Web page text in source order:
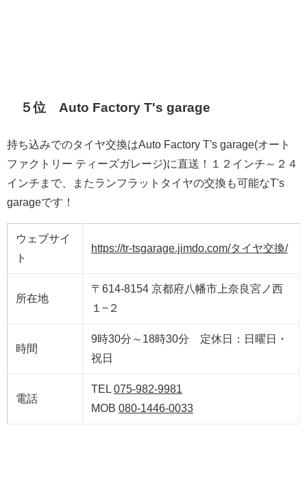
５位 Auto Factory T's garage
持ち込みでのタイヤ交換はAuto Factory T's garage(オート
ファクトリー ティーズガレージ)に直送！１２インチ～２４
インチまで、またランフラットタイヤの交換も可能なT's
garageです！
ウェブサイ
ト
https://tr-tsgarage.jimdo.com/タイヤ交換/
所在地
〒614-8154 京都府八幡市上奈良宮ノ西
１−２
時間
9時30分～18時30分 定休日：日曜日・
祝日
電話
TEL 075-982-9981
MOB 080-1446-0033